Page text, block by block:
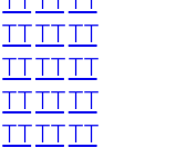
TTTTTT
TTTTTT
TTTTTT
TTTTTT